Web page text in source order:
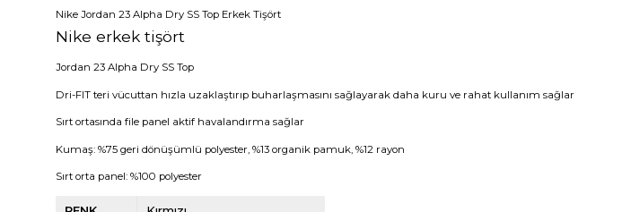
Nike Jordan 23 Alpha Dry SS Top Erkek Tişört
Nike erkek tişört
Jordan 23 Alpha Dry SS Top
Dri-FIT teri vücuttan hızla uzaklaştırıp buharlaşmasını sağlayarak daha kuru ve rahat kullanım sağlar
Sırt ortasında file panel aktif havalandırma sağlar
Kumaş: %75 geri dönüşümlü polyester, %13 organik pamuk, %12 rayon
Sırt orta panel: %100 polyester